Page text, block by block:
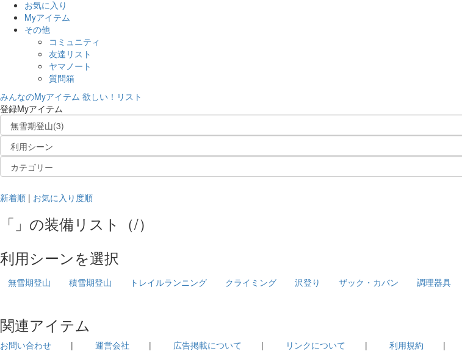
お気に入り
Myアイテム
その他
コミュニティ
友達リスト
ヤマノート
質問箱
みんなのMyアイテム 欲しい！リスト
登録Myアイテム
新着順 | お気に入り度順
「 」の装備リスト （/）
利用シーンを選択
無雪期登山 積雪期登山 トレイルランニング クライミング 沢登り ザック・カバン 調理器具
関連アイテム
お問い合わせ | 運営会社 | 広告掲載について | リンクについて | 利用規約 |